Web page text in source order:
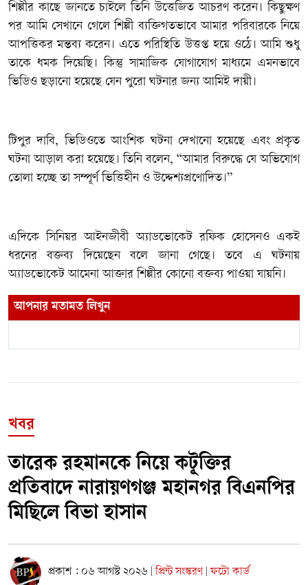
শিল্পীর কাছে জানতে চাইলে তিনি উত্তেজিত আচরণ করেন। কিছুক্ষণ
পর আমি সেখানে গেলে শিল্পী ব্যক্তিগতভাবে আমার পরিবারকে নিয়ে
আপত্তিকর মন্তব্য করেন। এতে পরিস্থিতি উত্তপ্ত হয়ে ওঠে। আমি শুধু
তাকে ধমক দিয়েছি। কিন্তু সামাজিক যোগাযোগ মাধ্যমে এমনভাবে
ভিডিও ছড়ানো হয়েছে যেন পুরো ঘটনার জন্য আমিই দায়ী।
‎টিপুর দাবি, ভিডিওতে আংশিক ঘটনা দেখানো হয়েছে এবং প্রকৃত
ঘটনা আড়াল করা হয়েছে। তিনি বলেন, “আমার বিরুদ্ধে যে অভিযোগ
তোলা হচ্ছে তা সম্পূর্ণ ভিত্তিহীন ও উদ্দেশ্যপ্রণোদিত।”
‎এদিকে সিনিয়র আইনজীবী অ্যাডভোকেট রফিক হোসেনও একই
ধরনের বক্তব্য দিয়েছেন বলে জানা গেছে। তবে এ ঘটনায়
অ্যাডভোকেট আমেনা আক্তার শিল্পীর কোনো বক্তব্য পাওয়া যায়নি।
আপনার মতামত লিখুন
খবর
তারেক রহমানকে নিয়ে কটূক্তির
প্রতিবাদে নারায়ণগঞ্জ মহানগর বিএনপির
মিছিলে বিভা হাসান
প্রকাশ : ০৬ আগস্ট ২০২৬ প্রিন্ট সংস্করণ ফটো কার্ড